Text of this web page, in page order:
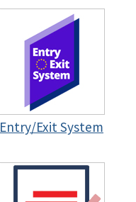
Entry/Exit System